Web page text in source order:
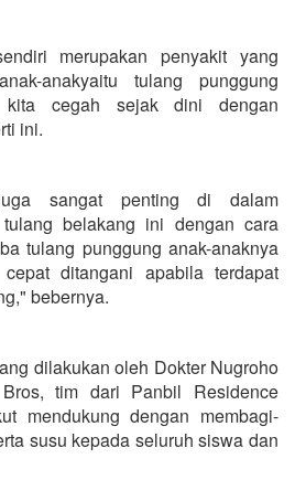
merupakan penyakit yang
anakyaitu tulang punggung
cegah sejak dini dengan
ini.
sangat penting di dalam
belakang ini dengan cara
tulang punggung anak-anaknya
ditangani apabila terdapat
bebernya.
dilakukan oleh Dokter Nugroho
tim dari Panbil Residence
mendukung dengan membagi-
susu kepada seluruh siswa dan